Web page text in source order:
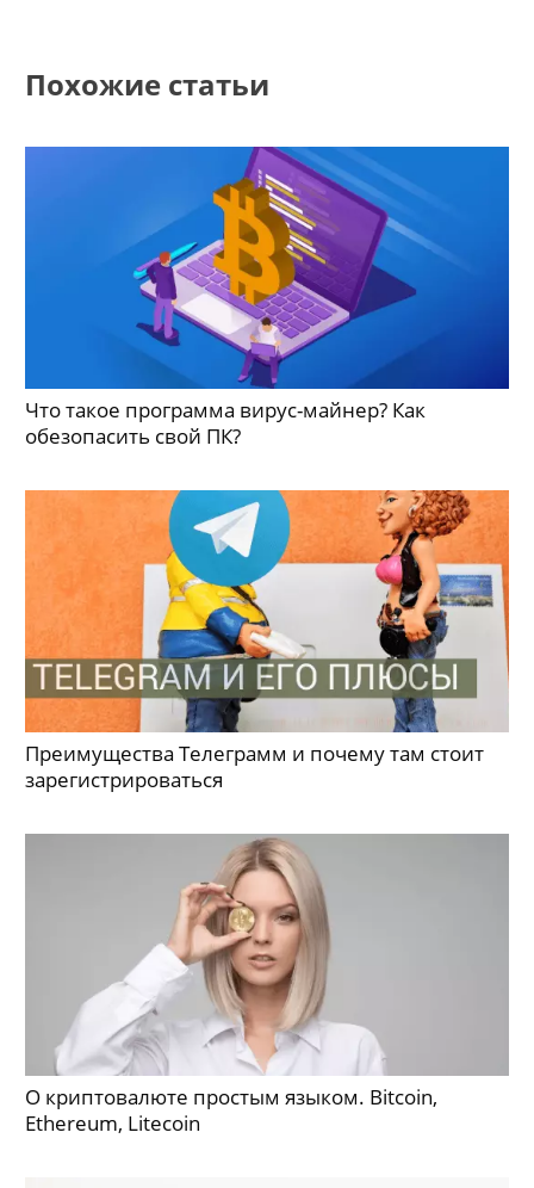
Похожие статьи
Что такое программа вирус-майнер? Как
обезопасить свой ПК?
Преимущества Телеграмм и почему там стоит
зарегистрироваться
О криптовалюте простым языком. Bitcoin,
Ethereum, Litecoin